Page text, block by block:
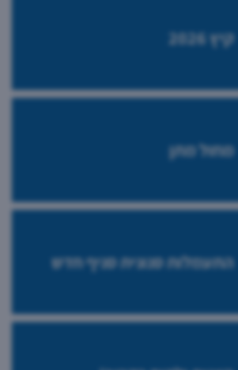
קיץ 2026
מחול מתן
התעמלות סנונית סניף חדש